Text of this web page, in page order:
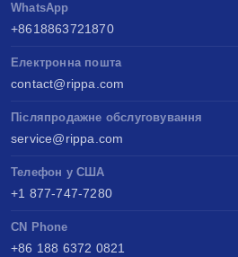
WhatsApp
+8618863721870
Електронна пошта
contact@rippa.com
Післяпродажне обслуговування
service@rippa.com
Телефон у США
+1 877-747-7280
CN Phone
+86 188 6372 0821